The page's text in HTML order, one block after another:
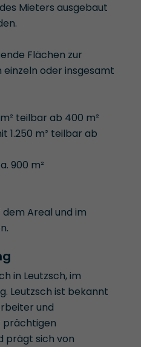
Mieters ausgebaut
Flächen zur
oder insgesamt
teilbar ab 400 m²
1.250 m² teilbar ab
900 m²
Areal und im
in Leutzsch, im
Leutzsch ist bekannt
und
prächtigen
prägt sich von